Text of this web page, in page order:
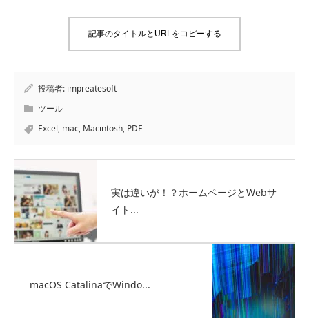
記事のタイトルとURLをコピーする
投稿者: impreatesoft
ツール
Excel, mac, Macintosh, PDF
実は違いが！？ホームページとWebサ
イト...
macOS CatalinaでWindo...